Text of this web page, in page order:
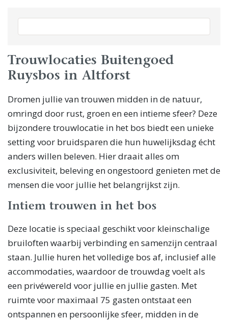
Trouwlocaties Buitengoed
Ruysbos in Altforst
Dromen jullie van trouwen midden in de natuur,
omringd door rust, groen en een intieme sfeer? Deze
bijzondere trouwlocatie in het bos biedt een unieke
setting voor bruidsparen die hun huwelijksdag écht
anders willen beleven. Hier draait alles om
exclusiviteit, beleving en ongestoord genieten met de
mensen die voor jullie het belangrijkst zijn.
Intiem trouwen in het bos
Deze locatie is speciaal geschikt voor kleinschalige
bruiloften waarbij verbinding en samenzijn centraal
staan. Jullie huren het volledige bos af, inclusief alle
accommodaties, waardoor de trouwdag voelt als
een privéwereld voor jullie en jullie gasten. Met
ruimte voor maximaal 75 gasten ontstaat een
ontspannen en persoonlijke sfeer, midden in de